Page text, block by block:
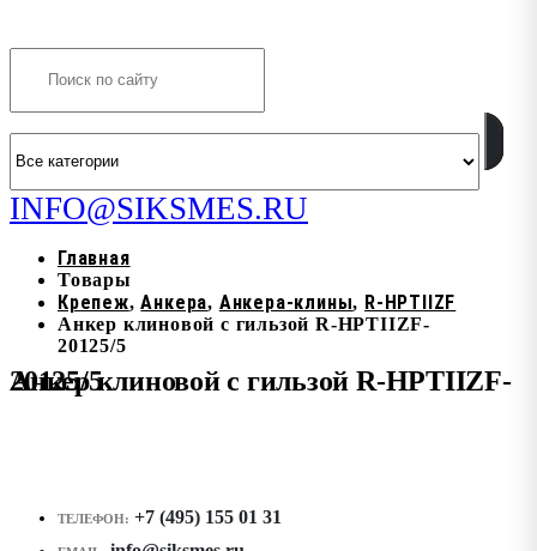
INFO@SIKSMES.RU
Главная
Товары
Крепеж,Анкера, Анкера-клины, R-HPTIIZF
Анкер клиновой с гильзой R-HPTIIZF-
20125/5
Анкер клиновой с гильзой R-HPTIIZF-20125/5
ТЕЛЕФОН: +7 (495) 155 01 31